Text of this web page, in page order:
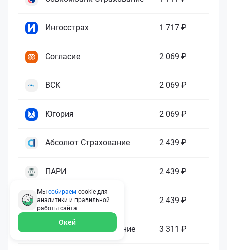
Ингосстрах 1 717 ₽
Согласие 2 069 ₽
ВСК 2 069 ₽
Югория 2 069 ₽
Абсолют Страхование 2 439 ₽
ПАРИ 2 439 ₽
Гелиос 2 439 ₽
Ренессанс Страхование 3 311 ₽
Мы собираем cookie для
аналитики и правильной
работы сайта
Окей